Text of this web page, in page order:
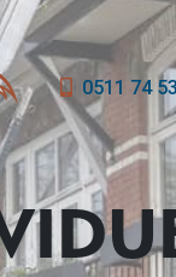
0511 74